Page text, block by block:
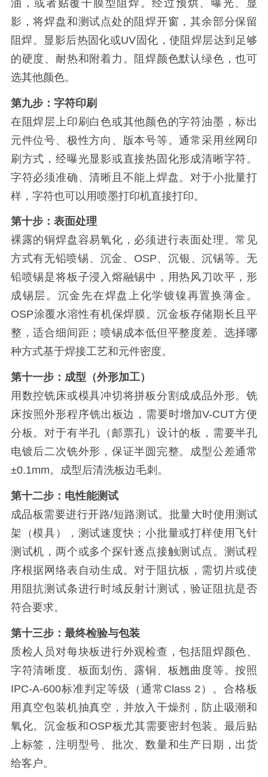
油，或者贴覆干膜型阻焊。经过预烘、曝光、显
影，将焊盘和测试点处的阻焊开窗，其余部分保留
阻焊。显影后热固化或UV固化，使阻焊层达到足够
的硬度、耐热和附着力。阻焊颜色默认绿色，也可
选其他颜色。
第九步：字符印刷
在阻焊层上印刷白色或其他颜色的字符油墨，标出
元件位号、极性方向、版本号等。通常采用丝网印
刷方式，经曝光显影或直接热固化形成清晰字符。
字符必须准确、清晰且不能上焊盘。对于小批量打
样，字符也可以用喷墨打印机直接打印。
第十步：表面处理
裸露的铜焊盘容易氧化，必须进行表面处理。常见
方式有无铅喷锡、沉金、OSP、沉银、沉锡等。无
铅喷锡是将板子浸入熔融锡中，用热风刀吹平，形
成锡层。沉金先在焊盘上化学镀镍再置换薄金。
OSP涂覆水溶性有机保焊膜。沉金板存储期长且平
整，适合细间距；喷锡成本低但平整度差。选择哪
种方式基于焊接工艺和元件密度。
第十一步：成型（外形加工）
用数控铣床或模具冲切将拼板分割成成品外形。铣
床按照外形程序铣出板边，需要时增加V-CUT方便
分板。对于有半孔（邮票孔）设计的板，需要半孔
电镀后二次铣外形，保证半圆完整。成型公差通常
±0.1mm。成型后清洗板边毛刺。
第十二步：电性能测试
成品板需要进行开路/短路测试。批量大时使用测试
架（模具），测试速度快；小批量或打样使用飞针
测试机，两个或多个探针逐点接触测试点。测试程
序根据网络表自动生成。对于阻抗板，需切片或使
用阻抗测试条进行时域反射计测试，验证阻抗是否
符合要求。
第十三步：最终检验与包装
质检人员对每块板进行外观检查，包括阻焊颜色、
字符清晰度、板面划伤、露铜、板翘曲度等。按照
IPC-A-600标准判定等级（通常Class 2）。合格板
用真空包装机抽真空，并放入干燥剂，防止吸潮和
氧化。沉金板和OSP板尤其需要密封包装。最后贴
上标签，注明型号、批次、数量和生产日期，出货
给客户。